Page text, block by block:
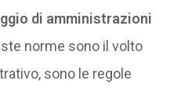
di amministrazioni
norme sono il volto
sono le regole